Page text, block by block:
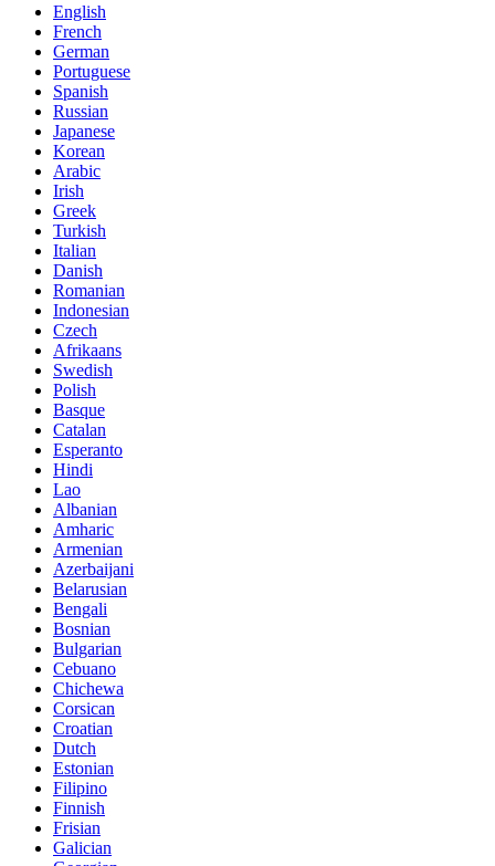
English
French
German
Portuguese
Spanish
Russian
Japanese
Korean
Arabic
Irish
Greek
Turkish
Italian
Danish
Romanian
Indonesian
Czech
Afrikaans
Swedish
Polish
Basque
Catalan
Esperanto
Hindi
Lao
Albanian
Amharic
Armenian
Azerbaijani
Belarusian
Bengali
Bosnian
Bulgarian
Cebuano
Chichewa
Corsican
Croatian
Dutch
Estonian
Filipino
Finnish
Frisian
Galician